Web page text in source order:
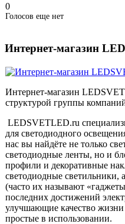
0
Голосов еще нет
Интернет-магазин
Интернет-магазин
структурой группы
LEDSVETLED.ru
для светодиодного
нас вы найдёте не только
светодиодные ленты, но и
профили и декоративные
светодиодные светильники,
(часто их называют
последних достижений
улучшающие качество
простые в использовании.